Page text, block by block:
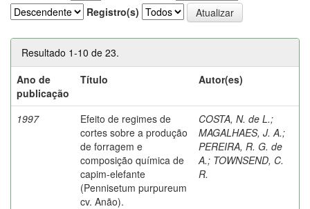
Registro(s)
Resultado 1-10 de 23.
Ano de
publicação
Título Autor(es)
1997
Efeito de regimes de
cortes sobre a produção
de forragem e
composição química de
capim-elefante
(Pennisetum purpureum
cv. Anão).
COSTA, N. de L.;
MAGALHAES, J. A.;
PEREIRA, R. G. de
A.; TOWNSEND, C.
R.